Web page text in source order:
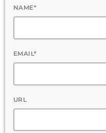
NAME*
EMAIL*
URL